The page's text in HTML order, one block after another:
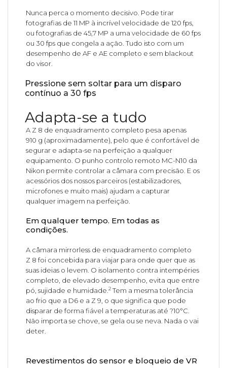
Nunca perca o momento decisivo. Pode tirar
fotografias de 11 MP à incrível velocidade de 120 fps,
ou fotografias de 45,7 MP a uma velocidade de 60 fps
ou 30 fps que congela a ação. Tudo isto com um
desempenho de AF e AE completo e sem blackout
do visor.
Pressione sem soltar para um disparo
contínuo a 30 fps
Adapta-se a tudo
A Z 8 de enquadramento completo pesa apenas
910 g (aproximadamente), pelo que é confortável de
segurar e adapta-se na perfeição a qualquer
equipamento. O punho controlo remoto MC-N10 da
Nikon permite controlar a câmara com precisão. E os
acessórios dos nossos parceiros (estabilizadores,
microfones e muito mais) ajudam a capturar
qualquer imagem na perfeição.
Em qualquer tempo. Em todas as
condições.
A câmara mirrorless de enquadramento completo
Z 8 foi concebida para viajar para onde quer que as
suas ideias o levem. O isolamento contra intempéries
completo, de elevado desempenho, evita que entre
pó, sujidade e humidade.2 Tem a mesma tolerância
ao frio que a D6 e a Z 9, o que significa que pode
disparar de forma fiável a temperaturas até ?10°C.
Não importa se chove, se gela ou se neva. Nada o vai
deter.
Revestimentos do sensor e bloqueio de VR